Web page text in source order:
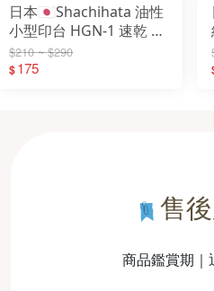
日本🇯🇵Shachihata 油性
小型印台 HGN-1 速乾 印
台
$210 ~ $290
$175
售
商品鑑賞期｜